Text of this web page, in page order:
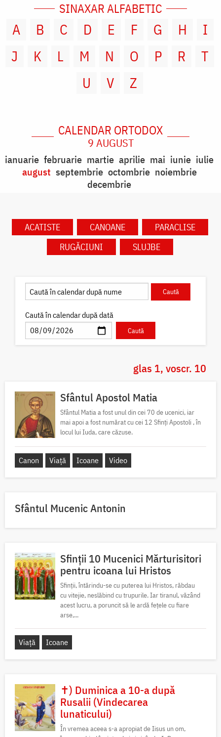
SINAXAR ALFABETIC
A B C D E F G H
I
J
K L M N O P R
T
U
V Z
CALENDAR ORTODOX
9 AUGUST
ianuarie februarie martie aprilie mai iunie iulie
august septembrie octombrie noiembrie
decembrie
ACATISTE CANOANE
PARACLISE
RUGĂCIUNI
SLUJBE
Caută în calendar după dată
glas 1, voscr. 10
Sfântul Apostol Matia
Sfântul Matia a fost unul din cei 70 de ucenici, iar
mai apoi a fost numărat cu cei 12 Sfinți Apostoli , în
locul lui Iuda, care căzuse.
Canon Viață Icoane Video
Sfântul Mucenic Antonin
Sfinții 10 Mucenici Mărturisitori
pentru icoana lui Hristos
Sfinții, întărindu-se cu puterea lui Hristos, răbdau
cu vitejie, neslăbind cu trupurile. Iar tiranul, văzând
acest lucru, a poruncit să le ardă fețele cu fiare
arse,...
Viață Icoane
✝) Duminica a 10-a după
Rusalii (Vindecarea
lunaticului)
În vremea aceea s-a apropiat de Iisus un om,